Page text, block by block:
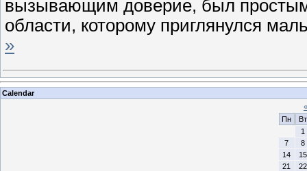
вызывающим доверие, был
области, которому приглянулся
»
Calendar
«
Пн
Вт
1
7
8
14
15
21
22